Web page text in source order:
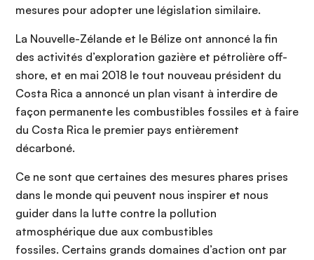
mesures pour adopter une législation similaire.
La Nouvelle-Zélande et le Bélize ont annoncé la fin
des activités d’exploration gazière et pétrolière off-
shore, et en mai 2018 le tout nouveau président du
Costa Rica a annoncé un plan visant à interdire de
façon permanente les combustibles fossiles et à faire
du Costa Rica le premier pays entièrement
décarboné.
Ce ne sont que certaines des mesures phares prises
dans le monde qui peuvent nous inspirer et nous
guider dans la lutte contre la pollution
atmosphérique due aux combustibles
fossiles. Certains grands domaines d’action ont par